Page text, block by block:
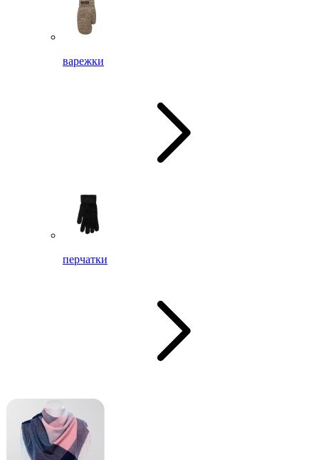
варежки
перчатки